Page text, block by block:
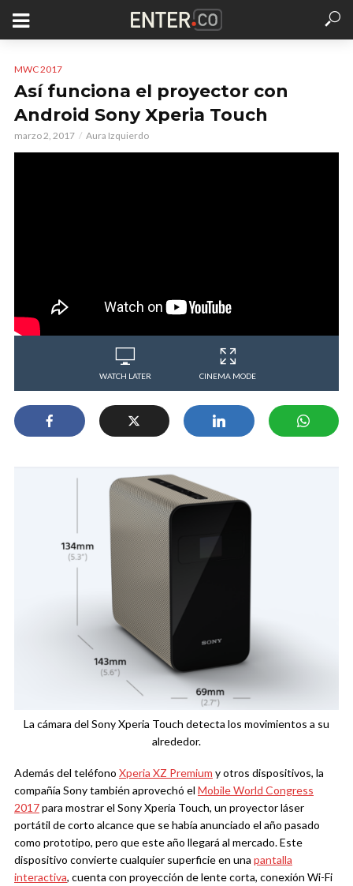
MWC 2017
Así funciona el proyector con
Android Sony Xperia Touch
marzo 2, 2017 Aura Izquierdo
WATCH LATER CINEMA MODE
La cámara del Sony Xperia Touch detecta los movimientos a su
alrededor.
Además del teléfono Xperia XZ Premium y otros dispositivos, la
compañía Sony también aprovechó el Mobile World Congress
2017para mostrar el Sony Xperia Touch, un proyector láser
portátil de corto alcance que se había anunciado el año pasado
como prototipo, pero que este año llegará al mercado. Este
dispositivo convierte cualquier superficie en una pantalla
interactiva, cuenta con proyección de lente corta, conexión Wi-Fi